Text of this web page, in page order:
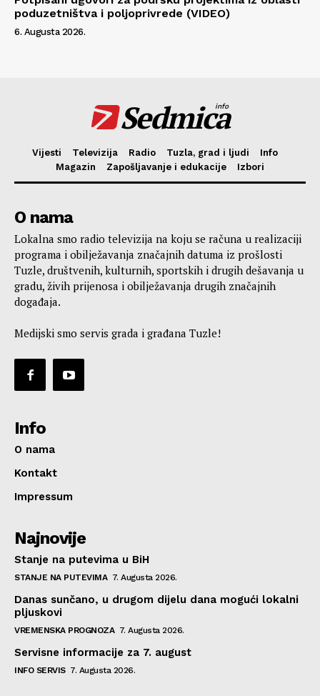
poduzetništva i poljoprivrede (VIDEO)
6. Augusta 2026.
Sedmica
info
Vijesti Televizija Radio Tuzla, grad i ljudi
Info
Magazin
Zapošljavanje i edukacije Izbori
O nama
Lokalna smo radio televizija na koju se računa u realizaciji
programa i obilježavanja značajnih datuma iz prošlosti
Tuzle, društvenih, kulturnih, sportskih i drugih dešavanja u
gradu, živih prijenosa i obilježavanja drugih značajnih
događaja.
Medijski smo servis grada i građana Tuzle!
Info
O nama
Kontakt
Impressum
Najnovije
Stanje na putevima u BiH
STANJE NA PUTEVIMA 7. Augusta 2026.
Danas sunčano, u drugom dijelu dana mogući lokalni
pljuskovi
VREMENSKA PROGNOZA 7. Augusta 2026.
Servisne informacije za 7. august
INFO SERVIS 7. Augusta 2026.